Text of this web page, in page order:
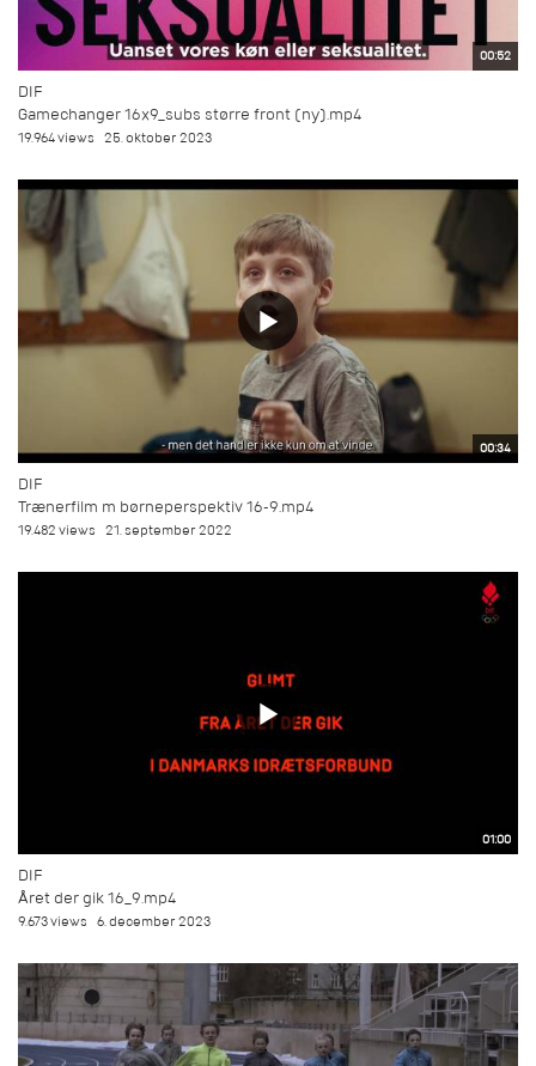
00:52
DIF
Gamechanger 16x9_subs større front (ny).mp4
19.964 views 25. oktober 2023
00:34
DIF
Trænerfilm m børneperspektiv 16-9.mp4
19.482 views 21. september 2022
01:00
DIF
Året der gik 16_9.mp4
9.673 views 6. december 2023